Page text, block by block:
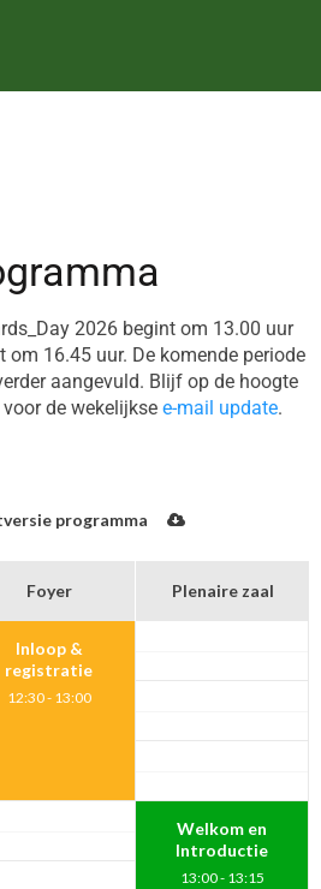
2026 begint om 13.00 uur
16.45 uur. De komende periode
aangevuld. Blijf op de hoogte
de wekelijkse e-mail update.
programma
Foyer
Inloop &
registratie
12:30 - 13:00
Plenaire zaal
Welkom en
Introductie
13:00 - 13:15